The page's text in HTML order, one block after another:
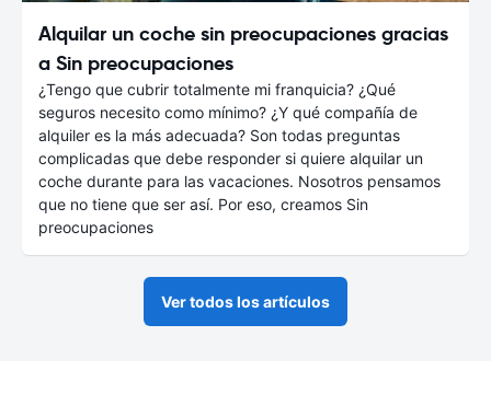
Alquilar un coche sin preocupaciones gracias
a Sin preocupaciones
¿Tengo que cubrir totalmente mi franquicia? ¿Qué
seguros necesito como mínimo? ¿Y qué compañía de
alquiler es la más adecuada? Son todas preguntas
complicadas que debe responder si quiere alquilar un
coche durante para las vacaciones. Nosotros pensamos
que no tiene que ser así. Por eso, creamos Sin
preocupaciones
Ver todos los artículos